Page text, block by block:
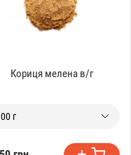
Кориця мелена в/г
г